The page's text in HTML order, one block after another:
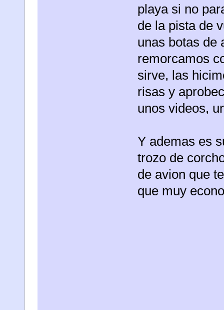
playa si no
de la pista de
unas botas de
remorcamos
sirve, las
risas y
unos videos,
Y ademas es
trozo de
de avion que
que muy